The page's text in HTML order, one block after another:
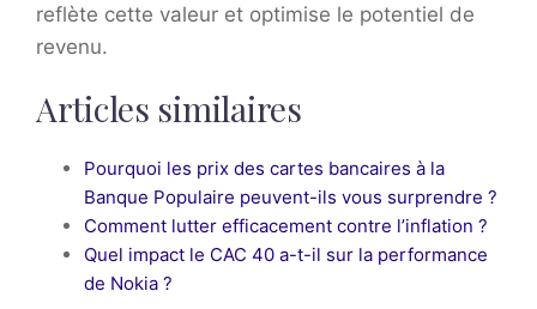
reflète cette valeur et optimise le potentiel de
revenu.
Articles similaires
Pourquoi les prix des cartes bancaires à la
Banque Populaire peuvent-ils vous surprendre ?
Comment lutter efficacement contre l’inflation ?
Quel impact le CAC 40 a-t-il sur la performance
de Nokia ?